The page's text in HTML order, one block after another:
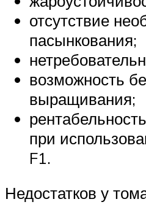
отсутствие
пасынкования;
возможность
выращивания;
при
F1.
Недостатков у